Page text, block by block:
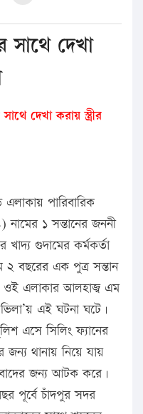
সাথে দেখা
দেখা করায় স্ত্রীর
এলাকায় পারিবারিক
১ সন্তানের জননী
খাদ্য গুদামের কর্মকর্তা
২ বছরের এক পুত্র সন্তান
ওই এলাকার আলহাজ্ব এম
ভিলা’য় এই ঘটনা ঘটে।
এসে সিলিং ফ্যানের
থানায় নিয়ে যায়
জন্য আটক করে।
পূর্বে চাঁদপুর সদর